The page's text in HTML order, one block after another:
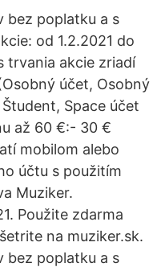
bez poplatku a s
od 1.2.2021 do
trvania akcie zriadí
účet, Osobný
Space účet
až 60 €:- 30 €
mobilom alebo
účtu s použitím
Muziker.
Použite zdarma
na muziker.sk.
bez poplatku a s